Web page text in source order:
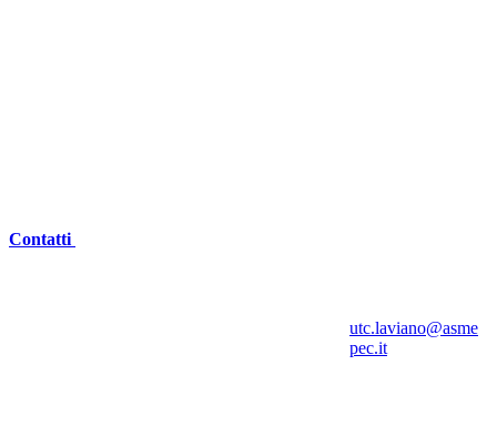
Contatti
utc.laviano@asme
pec.it